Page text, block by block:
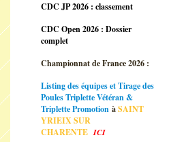
CDC JP 2026 : classement
CDC Open 2026 : Dossier
complet
Championnat de France 2026 :
Listing des équipes et Tirage des
Poules Triplette Vétéran &
Triplette Promotion àSAINT
YRIEIX SUR
CHARENTEICI